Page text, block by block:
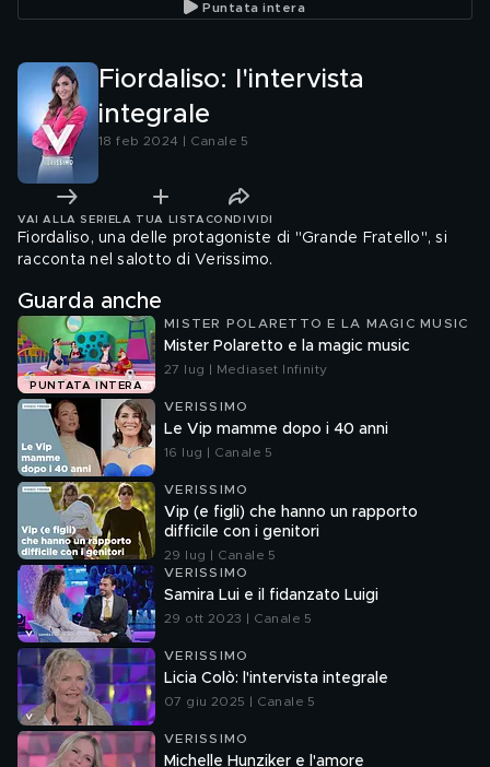
Puntata intera
Fiordaliso: l'intervista
integrale
18 feb 2024 | Canale 5
VAI ALLA SERIE LA TUA LISTA CONDIVIDI
Fiordaliso, una delle protagoniste di "Grande Fratello", si
racconta nel salotto di Verissimo.
Guarda anche
PUNTATA INTERA
MISTER POLARETTO E LA MAGIC MUSIC
Mister Polaretto e la magic music
27 lug | Mediaset Infinity
VERISSIMO
Le Vip mamme dopo i 40 anni
16 lug | Canale 5
VERISSIMO
Vip (e figli) che hanno un rapporto
difficile con i genitori
29 lug | Canale 5
VERISSIMO
Samira Lui e il fidanzato Luigi
29 ott 2023 | Canale 5
VERISSIMO
Licia Colò: l'intervista integrale
07 giu 2025 | Canale 5
VERISSIMO
Michelle Hunziker e l'amore